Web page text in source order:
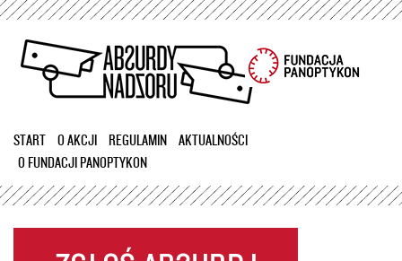
Przejdź
treści
START O AKCJI REGULAMIN
AKTUALNOŚCI
O FUNDACJI PANOPTYKON